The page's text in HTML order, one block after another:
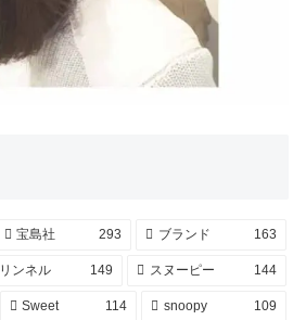
宝島社 293 ブランド 163
リンネル 149 スヌーピー 144
Sweet 114 snoopy 109